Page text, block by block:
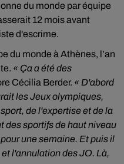
du monde par équipe
12 mois avant
d'escrime.
du monde à Athènes, l’an
« Ça a été des
Cécilia Berder. « D'abord
les Jeux olympiques,
de l'expertise et de la
des sportifs de haut niveau
une semaine. Et puis il
l'annulation des JO. Là,